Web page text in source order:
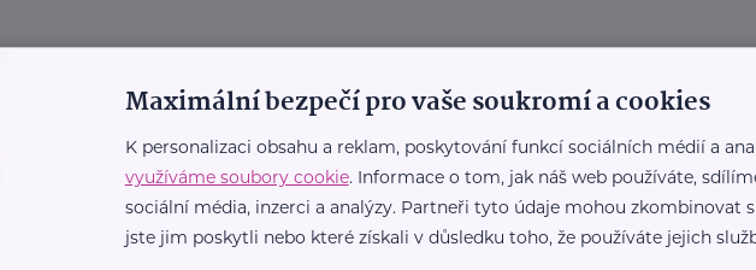
Maximální bezpečí pro vaše soukromí a cookies
K personalizaci obsahu a reklam, poskytování funkcí sociálních médií a
využíváme soubory cookie. Informace o tom, jak náš web používáte,
sociální média, inzerci a analýzy. Partneři tyto údaje mohou zkombinovat
jste jim poskytli nebo které získali v důsledku toho, že používáte jejich